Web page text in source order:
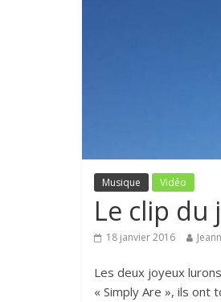
Musique Vidéo
Le clip du
18 janvier 2016
Les deux joyeux
« Simply Are », ils ont